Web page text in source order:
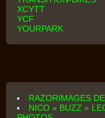
XCYTT
YCF
YOURPARK
RAZORIMAGES
NICO « BUZZ »